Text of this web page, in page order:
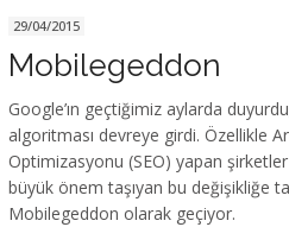
29/04/2015
Mobilegeddon
Google’ın geçtiğimiz aylarda
algoritması devreye girdi. Özellikle
Optimizasyonu (SEO) yapan
büyük önem taşıyan bu değişikliğe
Mobilegeddon olarak geçiyor.